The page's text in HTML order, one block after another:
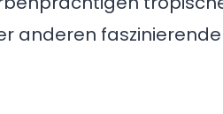
anderen